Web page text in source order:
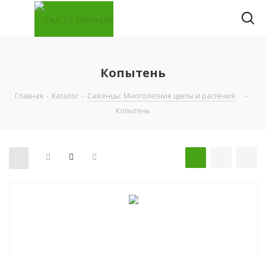
Копытень
Главная - Каталог - Саженцы: Многолетние цветы и растения
-
Копытень